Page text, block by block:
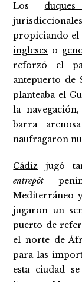
Los
propiciando el
ingleses o
reforzó el
antepuerto de
planteaba el
la
barra
naufragaron
Cádiz jugó
entrepôt
Mediterráneo
jugaron un
puerto de
el norte de
para las
esta ciudad